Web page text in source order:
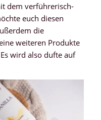
dem verführerisch-
euch diesen
die
weiteren Produkte
wird also dufte auf